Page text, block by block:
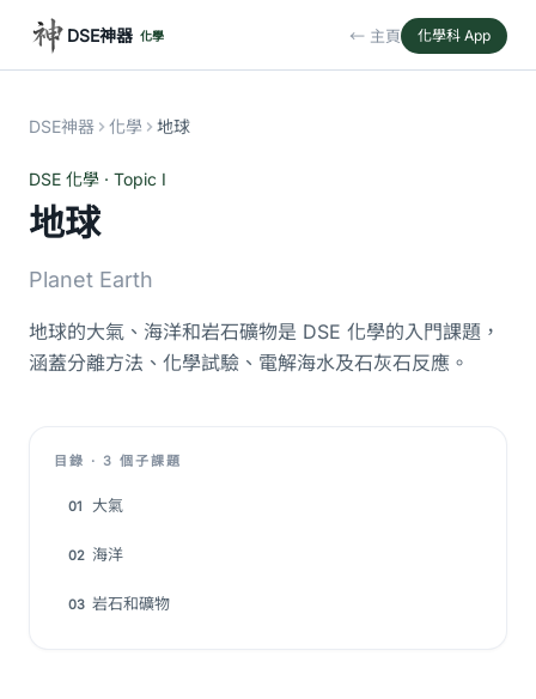
DSE神器 化學 ← 主頁 化學科 App
DSE神器 化學 地球
DSE 化學 · Topic I
地球
Planet Earth
地球的大氣、海洋和岩石礦物是 DSE 化學的入門課題，
涵蓋分離方法、化學試驗、電解海水及石灰石反應。
目錄 · 3 個子課題
01 大氣
02 海洋
03 岩石和礦物